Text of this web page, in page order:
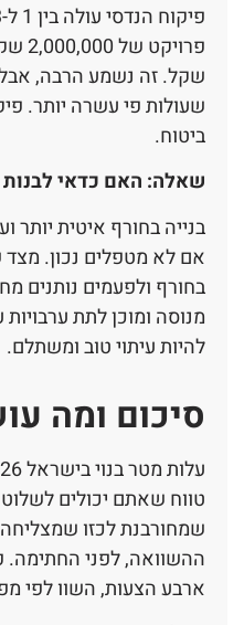
שקל. זה נשמע הרבה, אבל
שעולות פי עשרה יותר.
ביטוח.
שאלה: האם כדאי לבנות
בנייה בחורף איטית יותר
אם לא מטפלים נכון. מצד
בחורף ולפעמים נותנים
מנוסה ומוכן לתת
להיות עיתוי טוב ומשתלם.
סיכום ומה
טווח שאתם יכולים לשלוט
שמחורבנת לכזו
ההשוואה, לפני החתימה.
ארבע הצעות, השוו לפי